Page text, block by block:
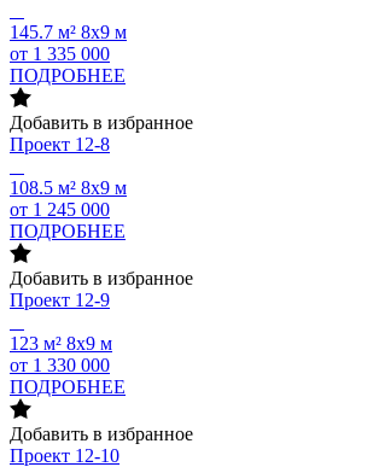
145.7 м² 8х9 м
от 1 335 000
ПОДРОБНЕЕ
Добавить в избранное
Проект 12-8
108.5 м² 8х9 м
от 1 245 000
ПОДРОБНЕЕ
Добавить в избранное
Проект 12-9
123 м² 8х9 м
от 1 330 000
ПОДРОБНЕЕ
Добавить в избранное
Проект 12-10